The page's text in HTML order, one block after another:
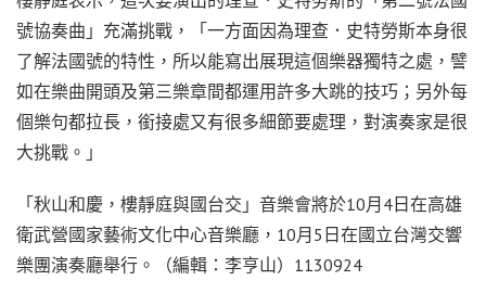
號協奏曲」充滿挑戰，「一方面因為理查．史特勞斯本身很
了解法國號的特性，所以能寫出展現這個樂器獨特之處，譬
如在樂曲開頭及第三樂章間都運用許多大跳的技巧；另外每
個樂句都拉長，銜接處又有很多細節要處理，對演奏家是很
大挑戰。」
「秋山和慶，樓靜庭與國台交」音樂會將於10月4日在高雄
衛武營國家藝術文化中心音樂廳，10月5日在國立台灣交響
樂團演奏廳舉行。（編輯：李亨山）1130924